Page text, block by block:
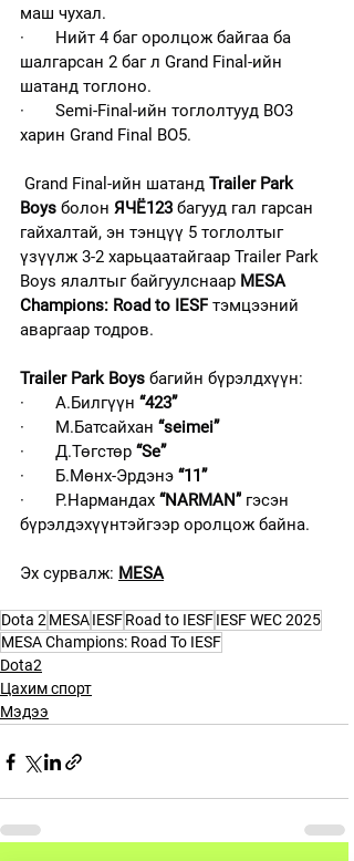
маш чухал.
·       Нийт 4 баг оролцож байгаа ба
шалгарсан 2 баг л Grand Final-ийн
шатанд тоглоно.
·       Semi-Final-ийн тоглолтууд BO3
харин Grand Final BO5.
Grand Final-ийн шатанд Trailer Park
Boys болон ЯЧЁ123 багууд гал гарсан
гайхалтай, эн тэнцүү 5 тоглолтыг
үзүүлж 3-2 харьцаатайгаар Trailer Park
Boys ялалтыг байгуулснаар MESA
Champions: Road to IESF тэмцээний
аваргаар тодров.
Trailer Park Boys багийн бүрэлдхүүн:
·       А.Билгүүн “423”
·       М.Батсайхан “seimei”
·       Д.Төгстөр “Se”
·       Б.Мөнх-Эрдэнэ “11”
·       Р.Нармандах “NARMAN” гэсэн
бүрэлдэхүүнтэйгээр оролцож байна.
Эх сурвалж: MESA
Dota 2 MESAIESFRoad to IESFIESF WEC 2025
MESA Champions: Road To IESF
Dota2
Цахим спорт
Мэдээ